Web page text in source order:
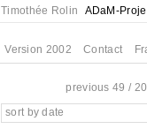
Timothée Rolin ADaM-
Version 2002 Contact
previous 49 /
sort by date